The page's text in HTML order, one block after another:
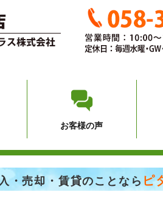
お客様の声
・売却・賃貸のことなら ピ